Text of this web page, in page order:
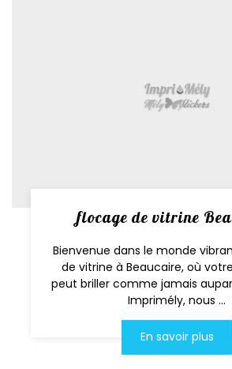
flocage de vitrine
Bienvenue dans le monde
de vitrine à Beaucaire, où
peut briller comme jamais
Imprimély, nous ...
En savoir plus